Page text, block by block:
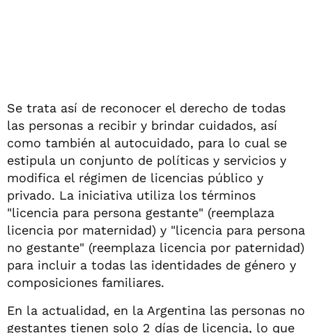
Se trata así de reconocer el derecho de todas
las personas a recibir y brindar cuidados, así
como también al autocuidado, para lo cual se
estipula un conjunto de políticas y servicios y
modifica el régimen de licencias público y
privado. La iniciativa utiliza los términos
"licencia para persona gestante" (reemplaza
licencia por maternidad) y "licencia para persona
no gestante" (reemplaza licencia por paternidad)
para incluir a todas las identidades de género y
composiciones familiares.
En la actualidad, en la Argentina las personas no
gestantes tienen solo 2 días de licencia, lo que